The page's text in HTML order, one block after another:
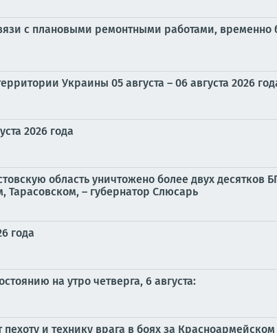
с плановыми ремонтными работами,
Украины 05 августа – 06 августа 2026
2026 года
область уничтожено более двух
– губернатор Слюсарь
года
на утро четверга, 6 августа:
и технику врага в боях за